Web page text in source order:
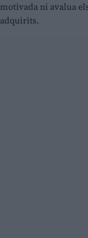
motivada ni avalua
adquirits.